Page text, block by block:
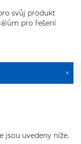
svůj produkt
pro řešení
+
jsou uvedeny níže.